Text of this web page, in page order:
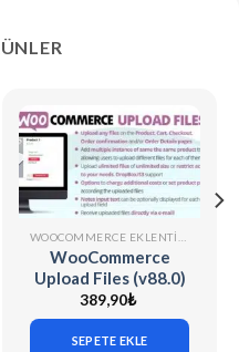
WooCommerce
Upload Files (v88.0)
389,90₺
SEPETE EKLE